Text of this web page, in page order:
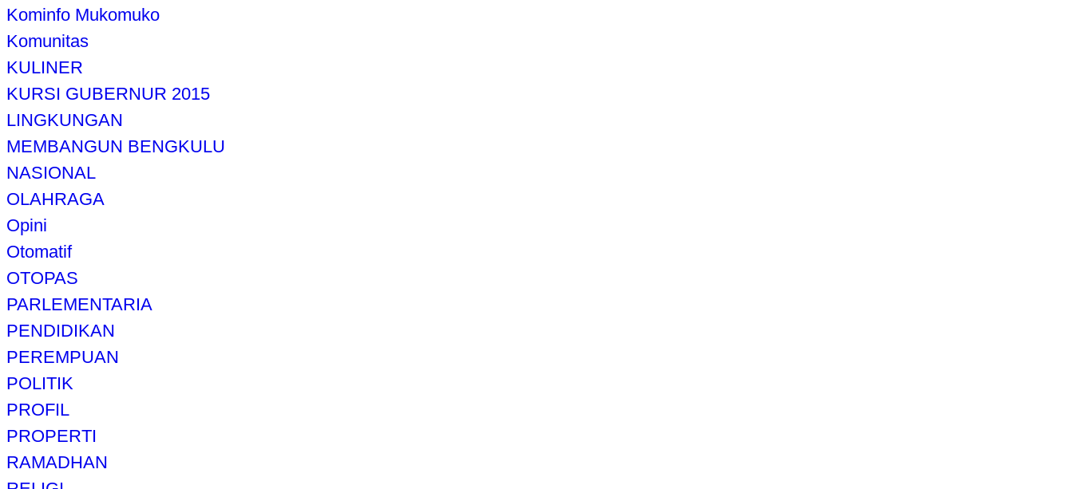
Kominfo Mukomuko
Komunitas
KULINER
KURSI GUBERNUR 2015
LINGKUNGAN
MEMBANGUN BENGKULU
NASIONAL
OLAHRAGA
Opini
Otomatif
OTOPAS
PARLEMENTARIA
PENDIDIKAN
PEREMPUAN
POLITIK
PROFIL
PROPERTI
RAMADHAN